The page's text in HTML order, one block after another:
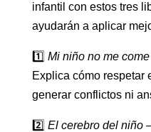
infantil con estos tres
ayudarán a aplicar
1️⃣ Mi niño no me come
Explica cómo respetar
generar conflictos ni
2️⃣ El cerebro del niño